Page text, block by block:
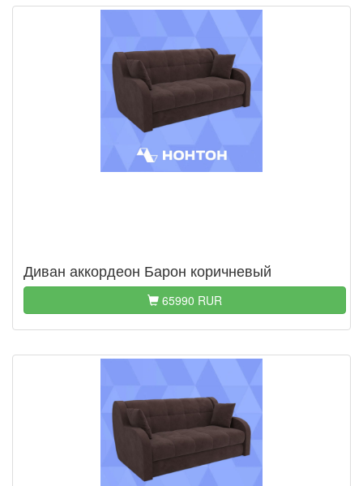
Диван аккордеон Барон коричневый
65990 RUR